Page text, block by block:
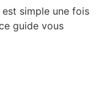
est simple une fois
guide vous